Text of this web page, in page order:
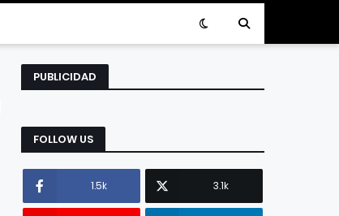
PUBLICIDAD
FOLLOW US
1.5k 3.1k